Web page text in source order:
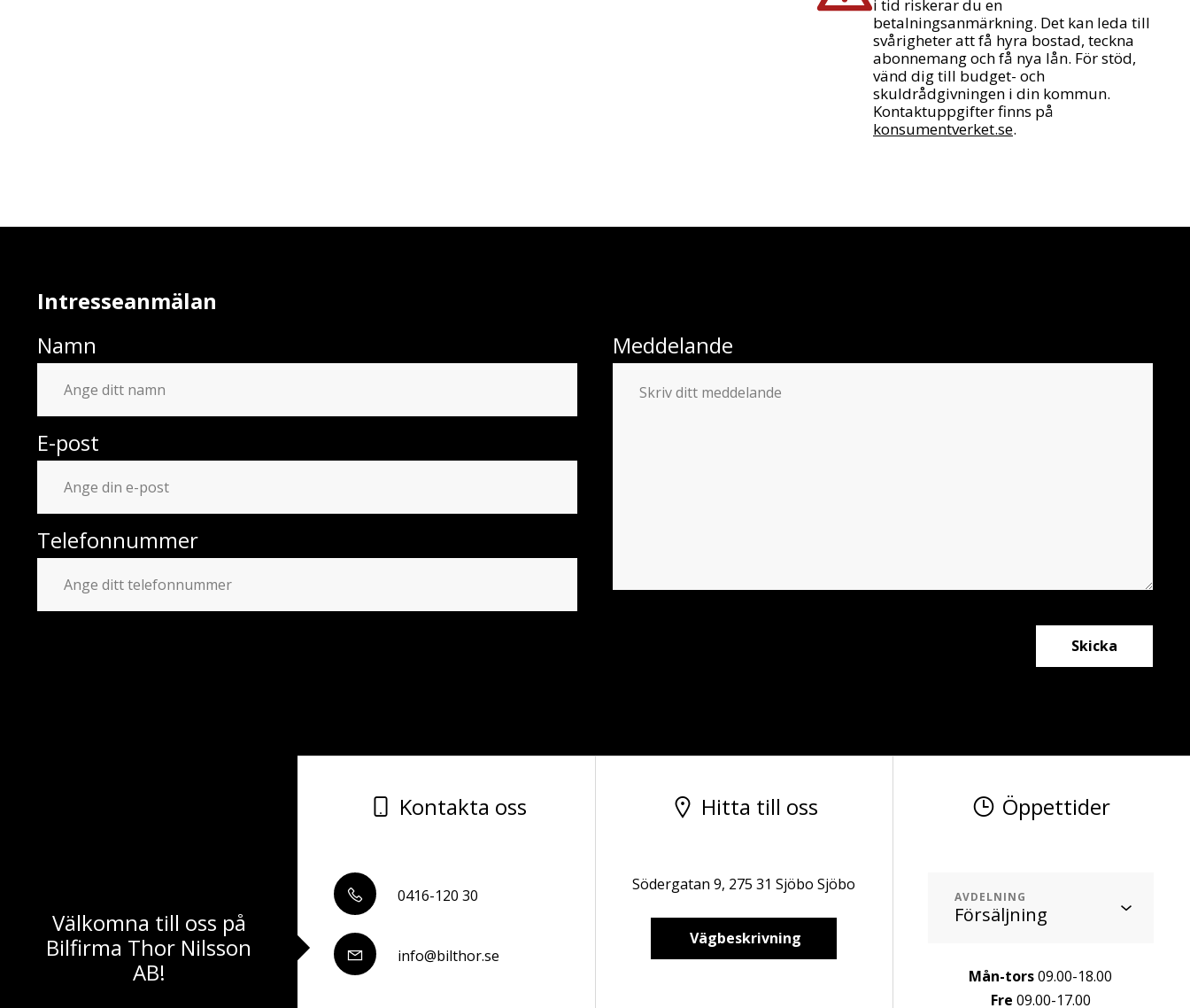
i tid riskerar du en
betalningsanmärkning. Det kan leda till
svårigheter att få hyra bostad, teckna
abonnemang och få nya lån. För stöd,
vänd dig till budget- och
skuldrådgivningen i din kommun.
Kontaktuppgifter finns på
konsumentverket.se.
Intresseanmälan
Namn
E-post
Telefonnummer
Meddelande
Skicka
Välkomna till oss på
Bilfirma Thor Nilsson
AB!
Kontakta oss
0416-120 30
info@bilthor.se
Hitta till oss
Södergatan 9, 275 31 Sjöbo Sjöbo
Vägbeskrivning
Öppettider
AVDELNING
Mån-tors09.00-18.00
Fre 09.00-17.00